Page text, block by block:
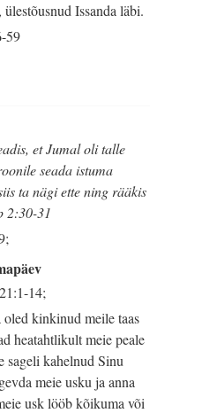
Issanda läbi.
59
et Jumal oli talle
seada istuma
ta nägi ette ning rääkis
2:30-31
14;
kinkinud meile taas
heatahtlikult meie peale
sageli kahelnud Sinu
meie usku ja anna
usk lööb kõikuma või